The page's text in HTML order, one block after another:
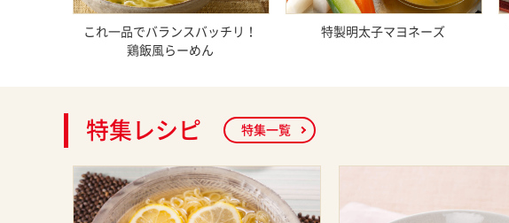
これ一品でバランスバッチリ！
鶏飯風らーめん
特製明太子マヨネーズ
特集レシピ 特集一覧